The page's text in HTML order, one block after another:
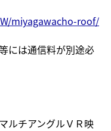
miyagawacho-roof/
には通信料が別途必
ルチアングルＶＲ映